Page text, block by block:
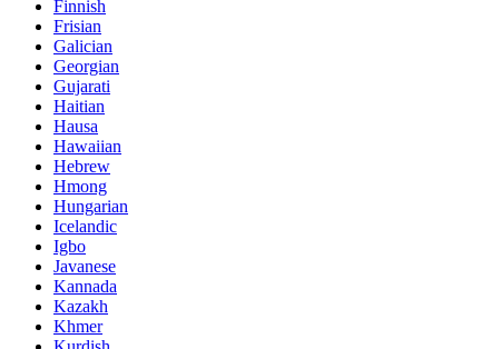
Finnish
Frisian
Galician
Georgian
Gujarati
Haitian
Hausa
Hawaiian
Hebrew
Hmong
Hungarian
Icelandic
Igbo
Javanese
Kannada
Kazakh
Khmer